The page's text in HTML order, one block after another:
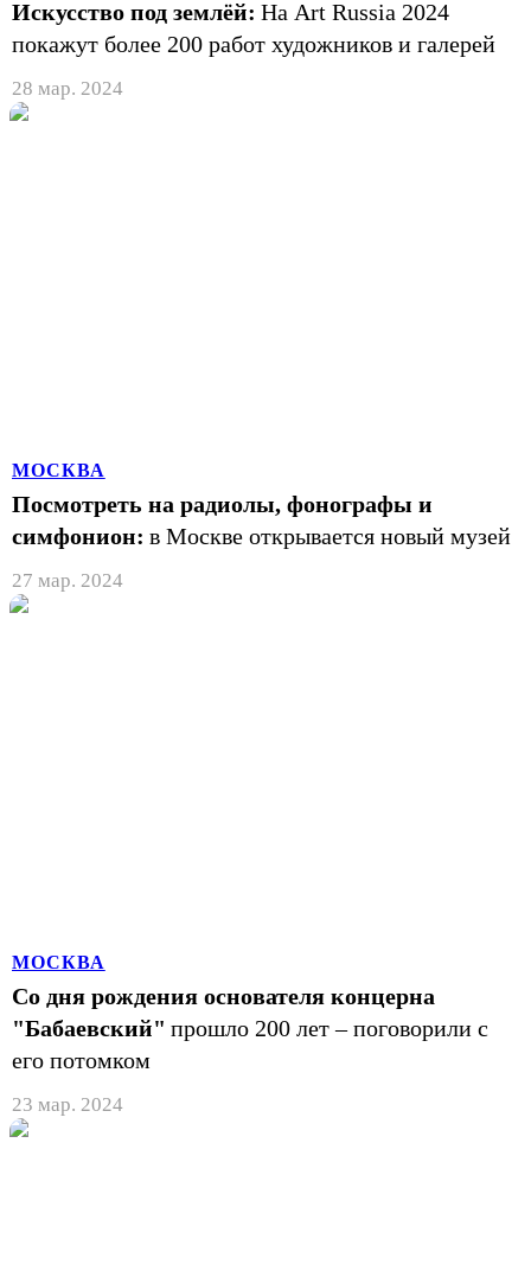
Искусство под землёй: На Art Russia 2024
покажут более 200 работ художников и галерей
28 мар. 2024
МОСКВА
Посмотреть на радиолы, фонографы и
симфонион: в Москве открывается новый музей
27 мар. 2024
МОСКВА
Со дня рождения основателя концерна
"Бабаевский" прошло 200 лет – поговорили с
его потомком
23 мар. 2024